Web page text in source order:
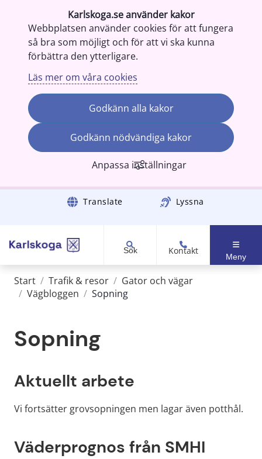
Karlskoga.se använder kakor
Webbplatsen använder cookies för att fungera
så bra som möjligt och för att vi ska kunna
förbättra den ytterligare.
Läs mer om våra cookies
Godkänn alla kakor
Godkänn nödvändiga kakor
Anpassa inställningar
Gå till innehåll Translate Lyssna
Sök Kontakt
Meny
Start / Trafik & resor / Gator och vägar
/ Vägbloggen / Sopning
Sopning
Aktuellt arbete
Vi fortsätter grovsopningen men lagar även potthål.
Väderprognos från SMHI